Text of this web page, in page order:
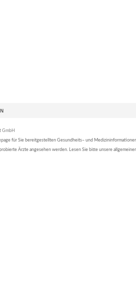
GmbH
für Sie bereitgestellten Gesundheits– und
Ärzte angesehen werden. Lesen Sie bitte unsere